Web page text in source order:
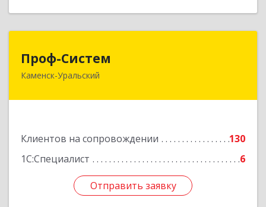
Проф-Систем
Каменск-Уральский
Клиентов на сопровождении
130
1С:Специалист
6
Отправить заявку
623406, Свердловская обл, Каменск-Уральский
Отправить заявку